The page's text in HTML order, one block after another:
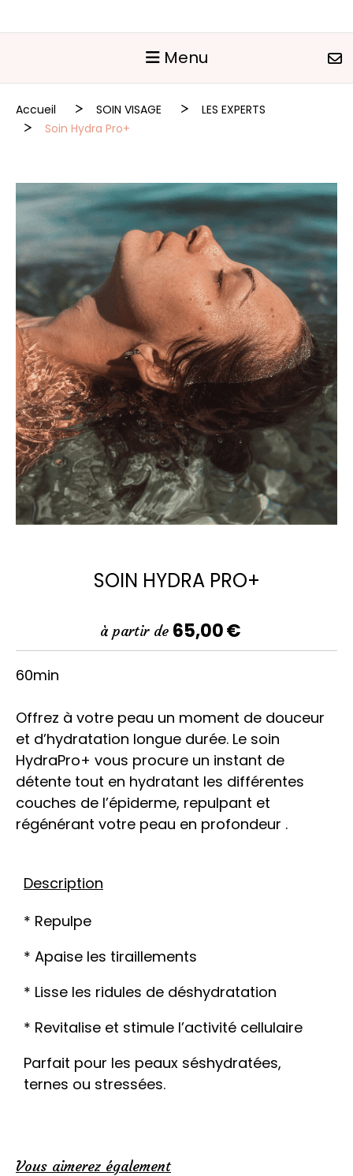
Menu
Accueil SOIN VISAGE
LES EXPERTS
Soin Hydra Pro+
SOIN HYDRA PRO+
à partir de 65,00€
60min
Offrez à votre peau un moment de douceur
et d’hydratation longue durée. Le soin
HydraPro+ vous procure un instant de
détente tout en hydratant les différentes
couches de l’épiderme, repulpant et
régénérant votre peau en profondeur .
Description
* Repulpe
* Apaise les tiraillements
* Lisse les ridules de déshydratation
* Revitalise et stimule l’activité cellulaire
Parfait pour les peaux séshydratées,
ternes ou stressées.
Vous aimerez également